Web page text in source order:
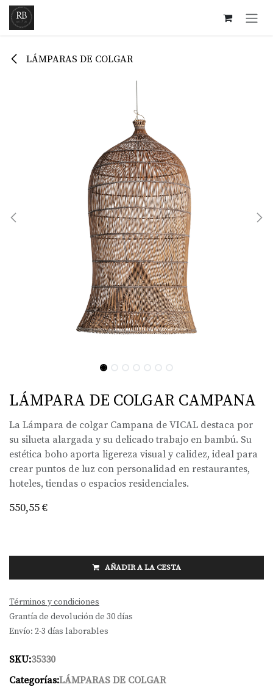
Ir al contenido
LÁMPARAS DE COLGAR
LÁMPARA DE COLGAR CAMPANA
La Lámpara de colgar Campana de VICAL destaca por
su silueta alargada y su delicado trabajo en bambú. Su
estética boho aporta ligereza visual y calidez, ideal para
crear puntos de luz con personalidad en restaurantes,
hoteles, tiendas o espacios residenciales.
550,55€
AÑADIR A LA CESTA
Términos y condiciones
Grantía de devolución de 30 días
Envío: 2-3 días laborables
SKU:35330
Categorías:LÁMPARAS DE COLGAR